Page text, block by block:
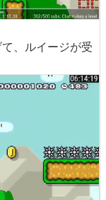
、ルイージが受